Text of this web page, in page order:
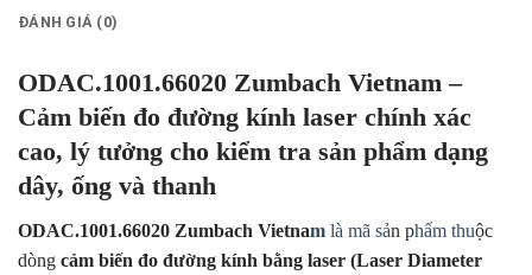
ĐÁNH GIÁ (0)
ODAC.1001.66020 Zumbach Vietnam –
Cảm biến đo đường kính laser chính xác
cao, lý tưởng cho kiểm tra sản phẩm dạng
dây, ống và thanh
ODAC.1001.66020 Zumbach Vietnam là mã sản phẩm thuộc
dòng cảm biến đo đường kính bằng laser (Laser Diameter